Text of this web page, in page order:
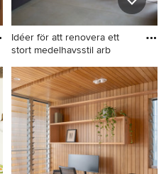
Idéer för att renovera ett
stort medelhavsstil arb
Idéer för att renovera ett stort
medelhavsstil arbetsrum,
med beige väggar,
klinkergolv i keramik och
beiget golv